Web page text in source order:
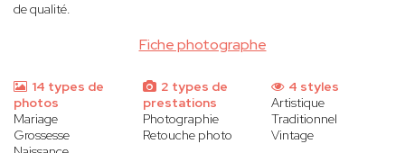
Fiche photographe
de qualité.
14 types de
photos
Mariage
Grossesse
2 types de
prestations
Photographie
Retouche photo
4 styles
Artistique
Traditionnel
Vintage